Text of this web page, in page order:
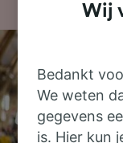
Wij
Bedankt
We weten
gegevens
is. Hier kun